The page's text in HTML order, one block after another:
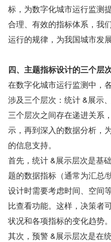
标，为数字化城市运行监测
合理、有效的指标体系，我
运行的规律，为我国城市发
四、主题指标设计的三个层
在数字化城市运行监测中，
涉及三个层次：统计 &展示
三个层次之间存在递进关系
示，再到深入的数据分析，
的信息支持。
首先，统计 &展示层次是基
题的数据指标（通常为汇总/
设计时需要考虑时间、空间
比查看功能。这样，决策者
状况和各项指标的变化趋势。
其次，预警 &展示层次是在